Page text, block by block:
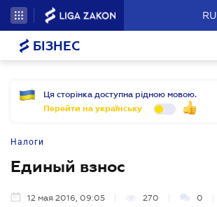
RU
БІЗНЕС
Ця сторінка доступна рідною мовою.
Перейти на українську
Налоги
Единый взнос
12 мая 2016, 09:05 270 0